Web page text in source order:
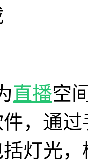
直播空
，通
灯光